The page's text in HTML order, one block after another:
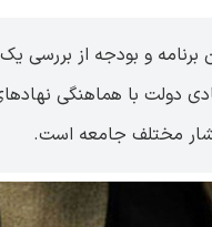
برنامه و بودجه از
دولت با هماهنگی
مختلف جامعه است.